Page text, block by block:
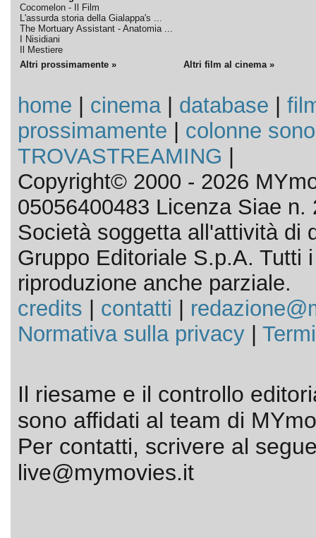
Cocomelon - Il Film
L'assurda storia della Gialappa's ...
The Mortuary Assistant - Anatomia ...
I Nisidiani
Il Mestiere
Altri prossimamente »
Altri film al cinema »
home cinema| database
prossimamente
colonne
TROVASTREAMING
Copyright© 2000 - 2026
05056400483 Licenza Siae n.
Società soggetta all'attività di
Gruppo Editoriale S.p.A. Tutti
riproduzione anche parziale.
credits
contatti
Normativa sulla privacy|
Il riesame e il controllo
sono affidati al team di
Per contatti, scrivere al
live@mymovies.it